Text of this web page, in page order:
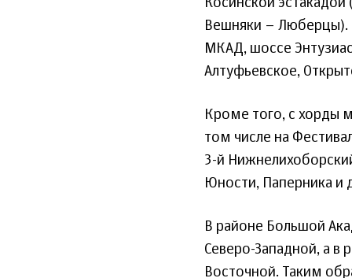
Косинской
Вешняки – Люберцы).
МКАД, шоссе
Алтуфьевское,
Кроме того, с хорды
том числе на
3-й
Юности, Паперника и
В районе Большой
Северо-Западной, а в
Восточной. Таким